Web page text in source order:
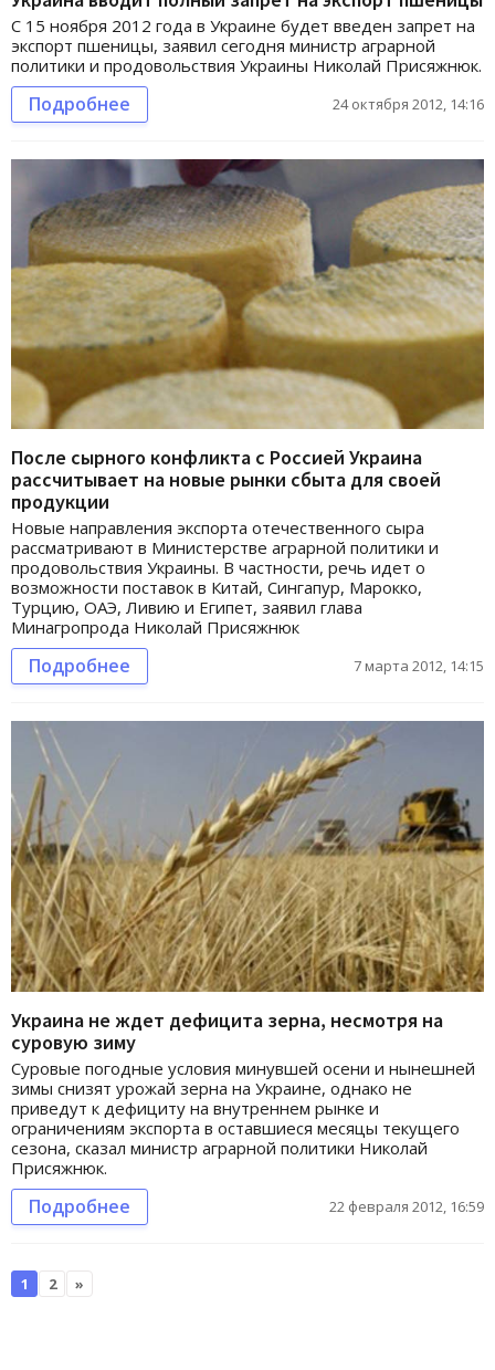
С 15 ноября 2012 года в Украине будет введен запрет на
экспорт пшеницы, заявил сегодня министр аграрной
политики и продовольствия Украины Николай Присяжнюк.
Подробнее 24 октября 2012, 14:16
После сырного конфликта с Россией Украина
рассчитывает на новые рынки сбыта для своей
продукции
Новые направления экспорта отечественного сыра
рассматривают в Министерстве аграрной политики и
продовольствия Украины. В частности, речь идет о
возможности поставок в Китай, Сингапур, Марокко,
Турцию, ОАЭ, Ливию и Египет, заявил глава
Минагропрода Николай Присяжнюк
Подробнее 7 марта 2012, 14:15
Украина не ждет дефицита зерна, несмотря на
суровую зиму
Суровые погодные условия минувшей осени и нынешней
зимы снизят урожай зерна на Украине, однако не
приведут к дефициту на внутреннем рынке и
ограничениям экспорта в оставшиеся месяцы текущего
сезона, сказал министр аграрной политики Николай
Присяжнюк.
Подробнее 22 февраля 2012, 16:59
1 2 »